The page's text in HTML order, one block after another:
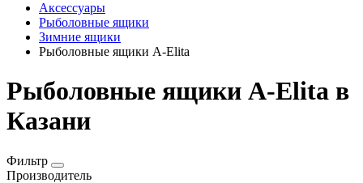
Аксессуары
Рыболовные ящики
Зимние ящики
Рыболовные ящики A-Elita
Рыболовные ящики A-Elita в
Казани
Фильтр
Производитель